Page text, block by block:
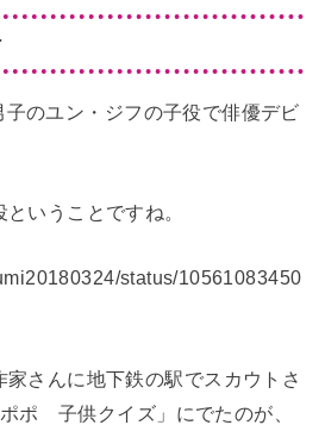
のユン・ジフの子役で俳優デビ
いうことですね。
status/10561083450
さんに地下鉄の駅でスカウトさ
ポ 子供クイズ」にでたのが、